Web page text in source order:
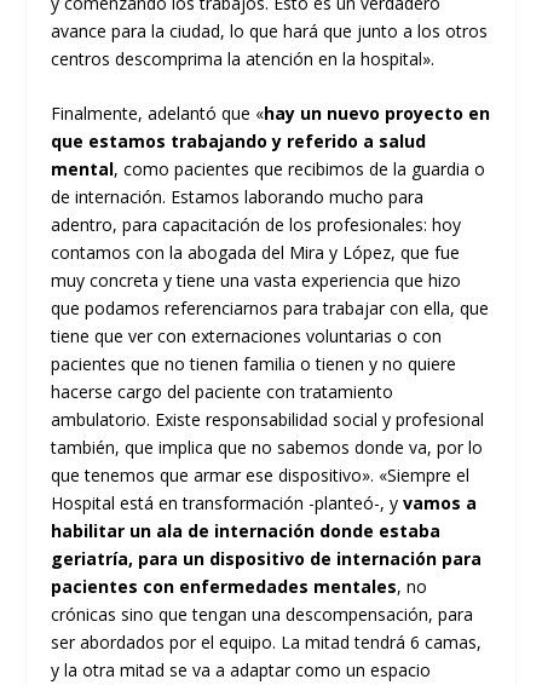
avance para la ciudad, lo que hará que junto a los otros
centros descomprima la atención en la hospital».
Finalmente, adelantó que «hay un nuevo proyecto en
que estamos trabajando y referido a salud
mental, como pacientes que recibimos de la guardia o
de internación. Estamos laborando mucho para
adentro, para capacitación de los profesionales: hoy
contamos con la abogada del Mira y López, que fue
muy concreta y tiene una vasta experiencia que hizo
que podamos referenciarnos para trabajar con ella, que
tiene que ver con externaciones voluntarias o con
pacientes que no tienen familia o tienen y no quiere
hacerse cargo del paciente con tratamiento
ambulatorio. Existe responsabilidad social y profesional
también, que implica que no sabemos donde va, por lo
que tenemos que armar ese dispositivo». «Siempre el
Hospital está en transformación -planteó-, yvamos a
habilitar un ala de internación donde estaba
geriatría, para un dispositivo de internación para
pacientes con enfermedades mentales, no
crónicas sino que tengan una descompensación, para
ser abordados por el equipo. La mitad tendrá 6 camas,
y la otra mitad se va a adaptar como un espacio